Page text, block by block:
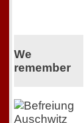
We
remember